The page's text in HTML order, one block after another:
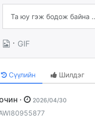
· GIF
Сүүлийн Шилдэг
Зочин · 2026/04/30